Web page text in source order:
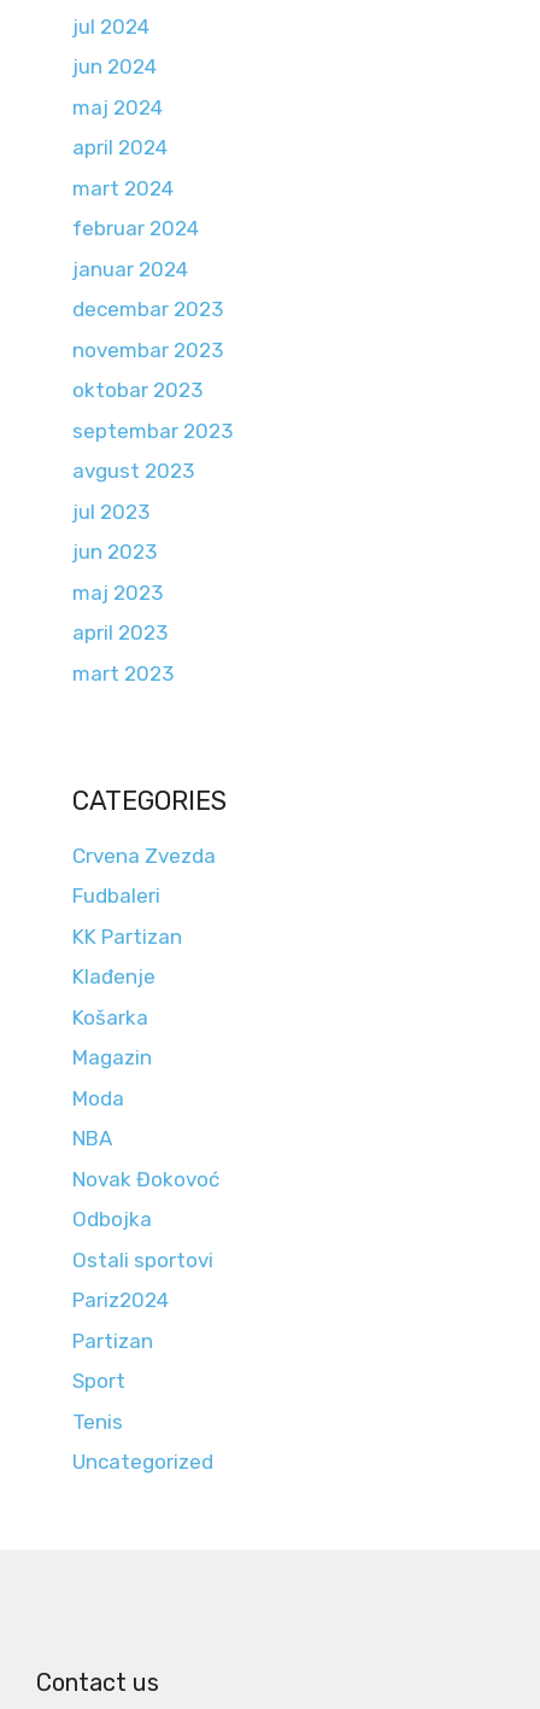
jul 2024
jun 2024
maj 2024
april 2024
mart 2024
februar 2024
januar 2024
decembar 2023
novembar 2023
oktobar 2023
septembar 2023
avgust 2023
jul 2023
jun 2023
maj 2023
april 2023
mart 2023
CATEGORIES
Crvena Zvezda
Fudbaleri
KK Partizan
Klađenje
Košarka
Magazin
Moda
NBA
Novak Đokovoć
Odbojka
Ostali sportovi
Pariz2024
Partizan
Sport
Tenis
Uncategorized
Contact us